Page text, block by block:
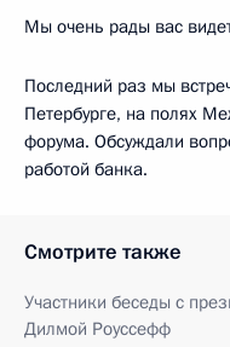
Мы очень рады вас
Последний раз мы
Петербурге, на полях
форума. Обсуждали
работой банка.
Смотрите также
Участники беседы с
Дилмой Роуссефф